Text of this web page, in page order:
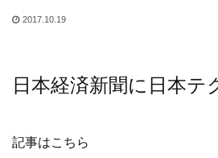
2017.10.19
日本経済新聞に日本
記事はこちら